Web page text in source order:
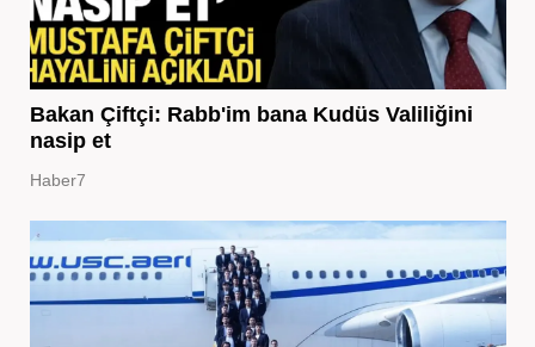
Bakan Çiftçi: Rabb'im bana Kudüs Valiliğini
nasip et
Haber7